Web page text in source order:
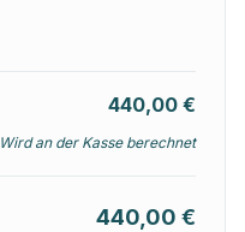
440,00 €
Wird an der Kasse berechnet
440,00 €